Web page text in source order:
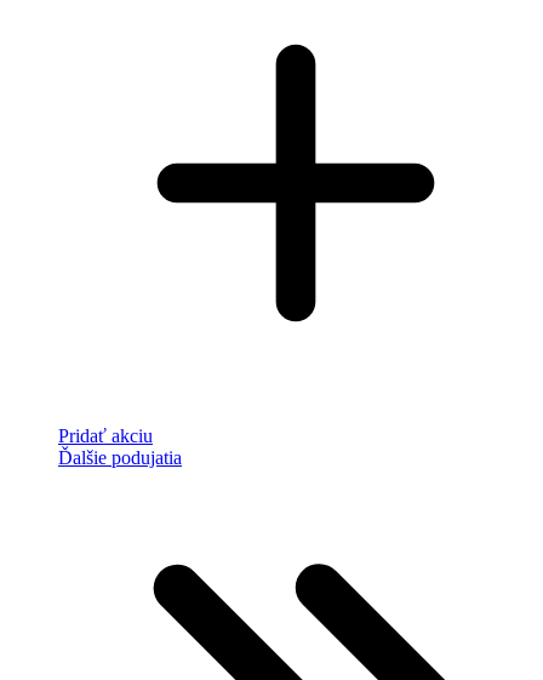
Pridať akciu
Ďalšie podujatia